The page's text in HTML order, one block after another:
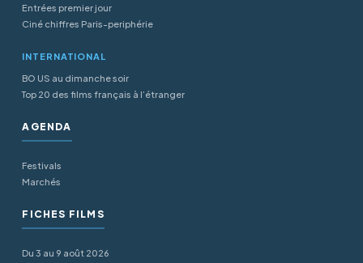
Entrées premier jour
Ciné chiffres Paris-periphérie
INTERNATIONAL
BO US au dimanche soir
Top 20 des films français à l’étranger
AGENDA
Festivals
Marchés
FICHES FILMS
Du 3 au 9 août 2026